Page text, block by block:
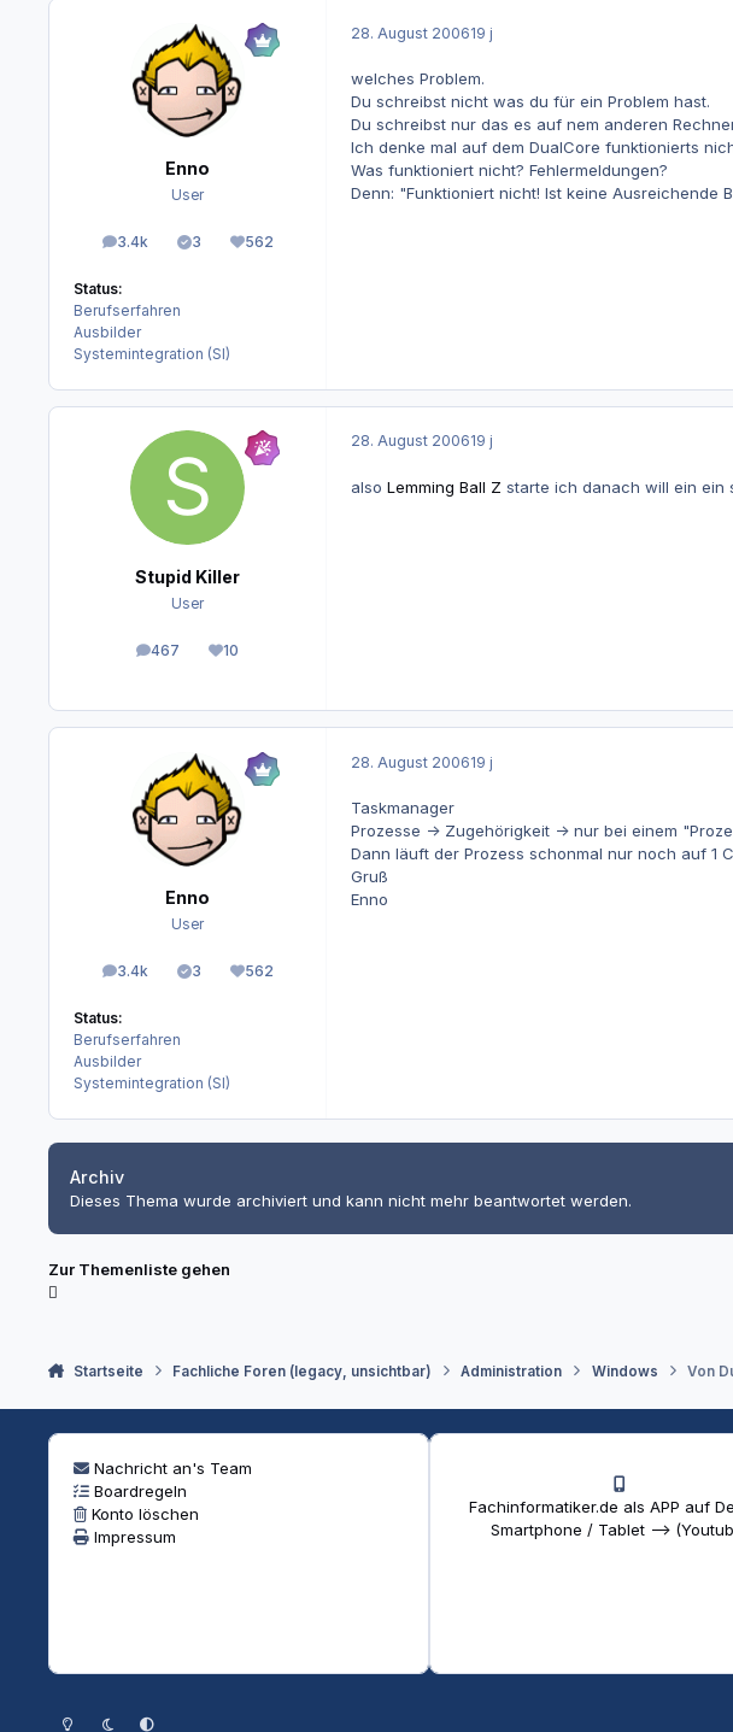
Enno
User
3.4k
Beiträge 3
Lösungen562
Reputation
Status:
Berufserfahren
Ausbilder
Systemintegration (SI)
28. August 200619 j
welches Problem.
Du schreibst nicht was du für ein Problem hast.
Du schreibst nur das es auf nem anderen
Ich denke mal auf dem DualCore funktionierts
Was funktioniert nicht? Fehlermeldungen?
Denn: "Funktioniert nicht! Ist keine Ausreichende
Stupid Killer
User
467
Beiträge 10
Reputation
28. August 200619 j
also Lemming Ball Z starte ich danach will ein ein
Enno
User
3.4k
Beiträge 3
Lösungen562
Reputation
Status:
Berufserfahren
Ausbilder
Systemintegration (SI)
28. August 200619 j
Taskmanager
Prozesse -> Zugehörigkeit -> nur bei einem
Dann läuft der Prozess schonmal nur noch auf 1
Gruß
Enno
Archiv
Dieses Thema wurde archiviert und kann nicht mehr beantwortet werden.
Zur Themenliste gehen
Startseite Fachliche Foren (legacy, unsichtbar) Administration Windows Von
Nachricht an's Team
Boardregeln
Konto löschen
Impressum
Fachinformatiker.de als APP auf
Smartphone / Tablet -->
Heller ModusDunkler Modus
Systemeinstellung